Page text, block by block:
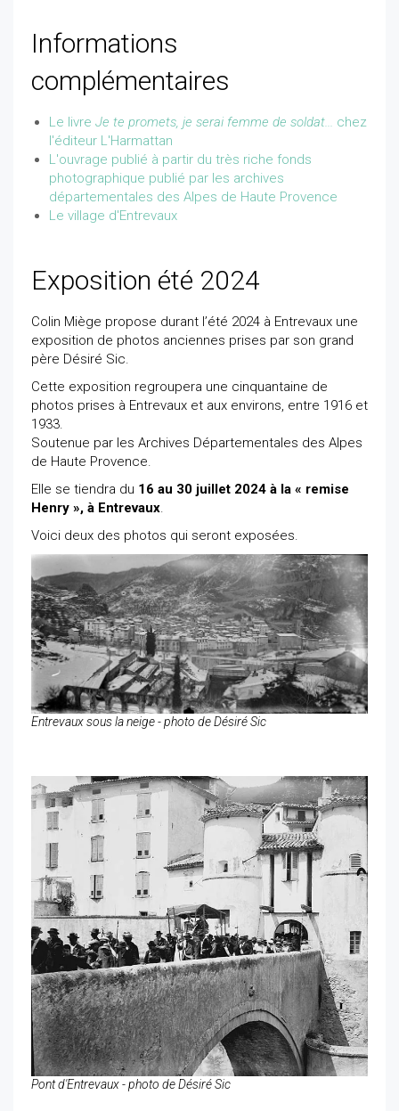
Informations
complémentaires
Le livre Je te promets, je serai femme de soldat... chez
l'éditeur L'Harmattan
L'ouvrage publié à partir du très riche fonds
photographique publié par les archives
départementales des Alpes de Haute Provence
Le village d'Entrevaux
Exposition été 2024
Colin Miège propose durant l’été 2024 à Entrevaux une
exposition de photos anciennes prises par son grand
père Désiré Sic.
Cette exposition regroupera une cinquantaine de
photos prises à Entrevaux et aux environs, entre 1916 et
1933.
Soutenue par les Archives Départementales des Alpes
de Haute Provence.
Elle se tiendra du 16 au 30 juillet 2024 à la « remise
Henry », à Entrevaux.
Voici deux des photos qui seront exposées.
Entrevaux sous la neige - photo de Désiré Sic
Pont d'Entrevaux - photo de Désiré Sic